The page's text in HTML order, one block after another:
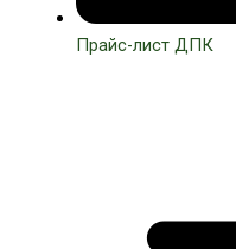
Прайс-лист ДПК